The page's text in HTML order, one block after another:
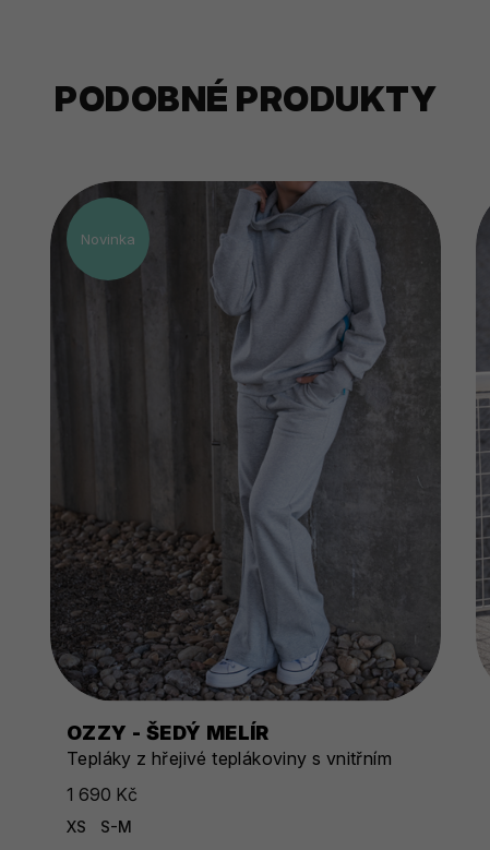
PODOBNÉ PRODUKTY
Novinka
OZZY - ŠEDÝ MELÍR
Tepláky z hřejivé teplákoviny s vnitřním
chloupkem
1 690 Kč
XS S-M